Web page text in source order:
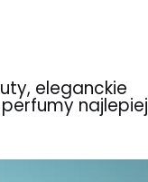
eleganckie
najlepiej